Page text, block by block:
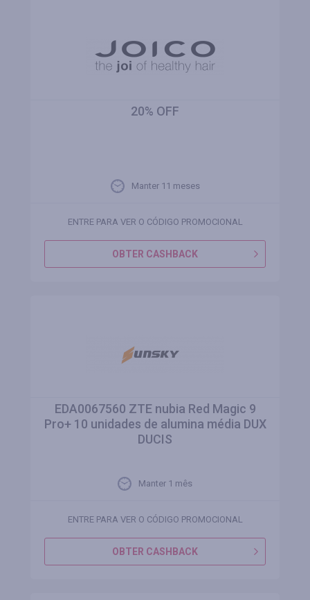
20% OFF
Manter 11 meses
ENTRE PARA VER O CÓDIGO PROMOCIONAL
OBTER CASHBACK
EDA0067560 ZTE nubia Red Magic 9
Pro+ 10 unidades de alumina média DUX
DUCIS
Manter 1 mês
ENTRE PARA VER O CÓDIGO PROMOCIONAL
OBTER CASHBACK